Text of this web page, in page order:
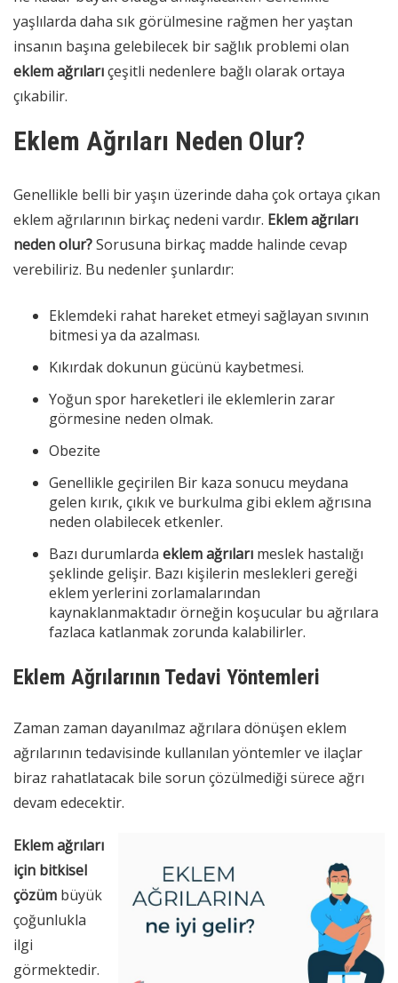
yaşlılarda daha sık görülmesine rağmen her yaştan
insanın başına gelebilecek bir sağlık problemi olan
eklem ağrılarıçeşitli nedenlere bağlı olarak ortaya
çıkabilir.
Eklem Ağrıları Neden Olur?
Genellikle belli bir yaşın üzerinde daha çok ortaya çıkan
eklem ağrılarının birkaç nedeni vardır. Eklem ağrıları
neden olur?Sorusuna birkaç madde halinde cevap
verebiliriz. Bu nedenler şunlardır:
Eklemdeki rahat hareket etmeyi sağlayan sıvının
bitmesi ya da azalması.
Kıkırdak dokunun gücünü kaybetmesi.
Yoğun spor hareketleri ile eklemlerin zarar
görmesine neden olmak.
Obezite
Genellikle geçirilen Bir kaza sonucu meydana
gelen kırık, çıkık ve burkulma gibi eklem ağrısına
neden olabilecek etkenler.
Bazı durumlarda eklemağrıları meslek hastalığı
şeklinde gelişir. Bazı kişilerin meslekleri gereği
eklem yerlerini zorlamalarından
kaynaklanmaktadır örneğin koşucular bu ağrılara
fazlaca katlanmak zorunda kalabilirler.
Eklem Ağrılarının Tedavi Yöntemleri
Zaman zaman dayanılmaz ağrılara dönüşen eklem
ağrılarının tedavisinde kullanılan yöntemler ve ilaçlar
biraz rahatlatacak bile sorun çözülmediği sürece ağrı
devam edecektir.
Eklem ağrıları
için bitkisel
çözüm büyük
çoğunlukla
ilgi
görmektedir.